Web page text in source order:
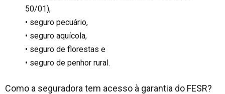
50/01),
• seguro pecuário,
• seguro aquícola,
• seguro de florestas e
• seguro de penhor rural.
Como a seguradora tem acesso à garantia do FESR?